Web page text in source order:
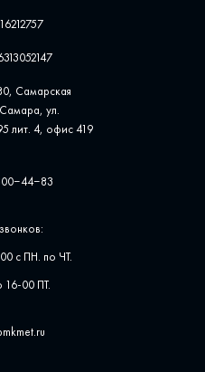
Самарская
ул.
лит. 4, офис ​419
с ПН. по ЧТ.
16-00 ПТ.